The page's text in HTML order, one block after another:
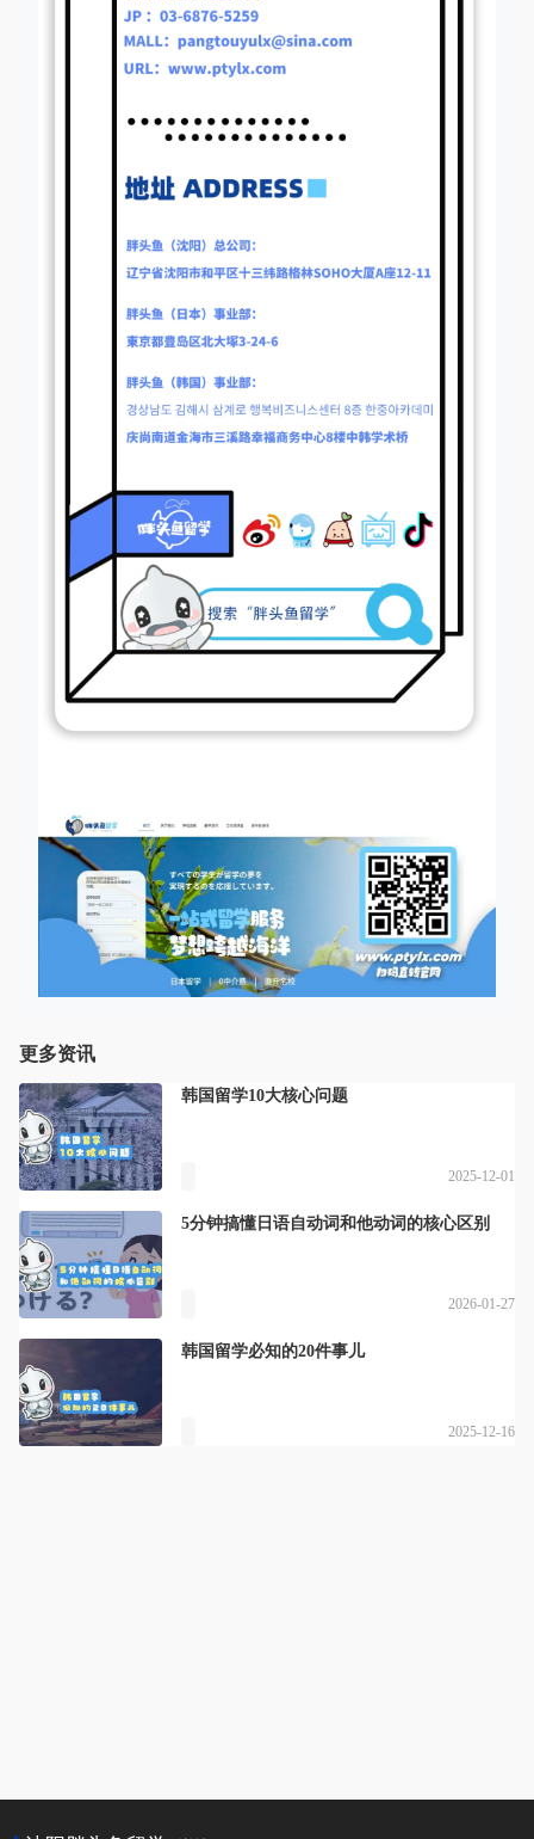
更多资讯
韩国留学10大核心问题
2025-12-01
5分钟搞懂日语自动词和他动词的核心区别
2026-01-27
韩国留学必知的20件事儿
2025-12-16